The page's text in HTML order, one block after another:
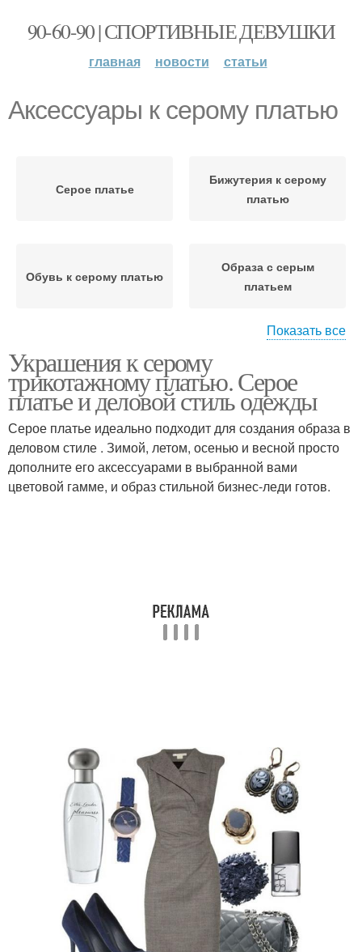
90-60-90 | СПОРТИВНЫЕ ДЕВУШКИ
главная новости статьи
Аксессуары к серому платью
Серое платье
Бижутерия к серому
платью
Обувь к серому платью
Образа с серым
платьем
платью
платье
Трикотажное платье Вечерний платье
Показать все
Украшения к серому
трикотажному платью. Серое
платье и деловой стиль одежды
Серое платье идеально подходит для создания образа в
деловом стиле . Зимой, летом, осенью и весной просто
дополните его аксессуарами в выбранной вами
цветовой гамме, и образ стильной бизнес-леди готов.